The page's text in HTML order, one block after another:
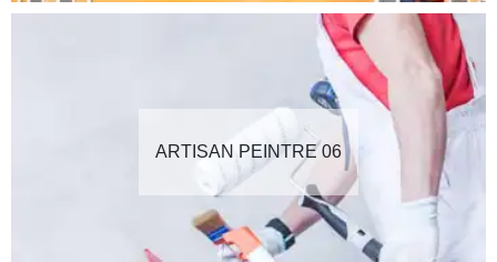
ARTISAN PEINTRE 06